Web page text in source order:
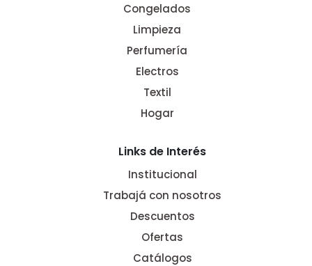
Congelados
Limpieza
Perfumería
Electros
Textil
Hogar
Links de Interés
Institucional
Trabajá con nosotros
Descuentos
Ofertas
Catálogos